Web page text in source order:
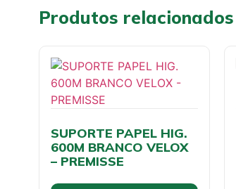
Produtos relacionados
SUPORTE PAPEL HIG.
600M BRANCO VELOX
– PREMISSE